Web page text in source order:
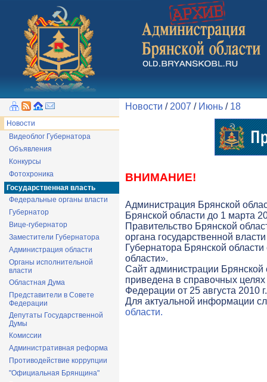
Новости
Видеоблог Губернатора
Объявления
Конкурсы
Фотохроника
Государственная власть
Федеральные органы власти
Губернатор
Вице-губернатор
Заместители Губернатора
Администрация области
Органы исполнительной
власти
Областная Дума
Представители в Совете
Федерации
Депутаты Государственной
Думы
Комиссии
Административная реформа
Противодействие коррупции
"Официальная Брянщина"
Новости / 2007 / Июнь / 18
ВНИМАНИЕ!
Администрация Брянской
Брянской области до 1 марта
Правительство Брянской
органа государственной
Губернатора Брянской
области».
Cайт администрации
приведена в справочных целях
Федерации от 25 августа 2010
Для актуальной информации
области.